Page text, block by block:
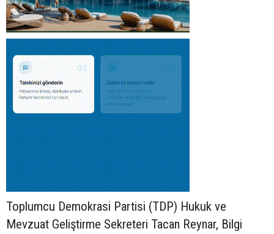
Toplumcu Demokrasi Partisi (TDP) Hukuk ve
Mevzuat Geliştirme Sekreteri Tacan Reynar, Bilgi